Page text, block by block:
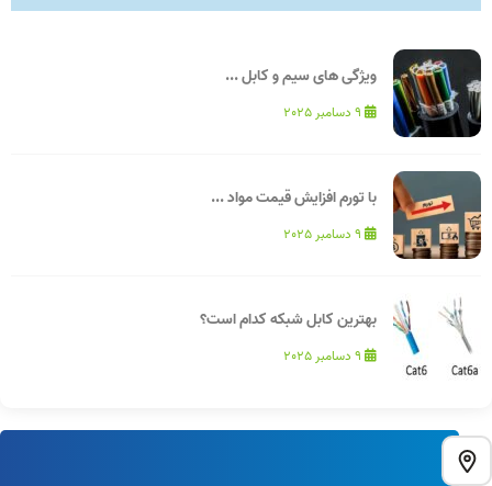
ویژگی های سیم و کابل ...
با تورم افزایش قیمت مواد ...
بهترین کابل شبکه کدام است؟